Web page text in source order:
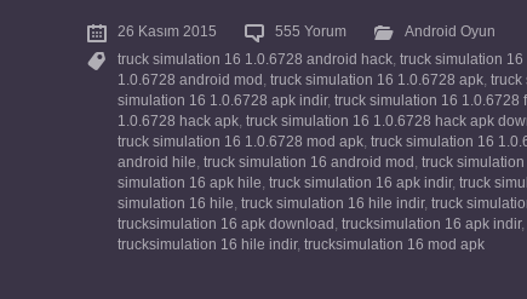
26 Kasım 2015 555 Yorum
Android Oyun
truck simulation 16 1.0.6728 android hack, truck simulation
1.0.6728 android mod , truck simulation 16 1.0.6728 apk, truck
simulation 16 1.0.6728 apk indir, truck simulation 16 1.0.6728
1.0.6728 hack apk, truck simulation 16 1.0.6728 hack apk
truck simulation 16 1.0.6728 mod apk, truck simulation 16
android hile, truck simulation 16 android mod , truck
simulation 16 apk hile, truck simulation 16 apk indir, truck
simulation 16 hile, truck simulation 16 hile indir, truck
trucksimulation 16 apk download , trucksimulation 16 apk indir,
trucksimulation 16 hile indir, trucksimulation 16 mod apk